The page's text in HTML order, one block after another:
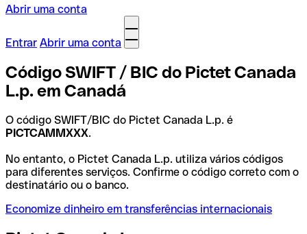
Abrir uma conta
Entrar Abrir uma conta
Código SWIFT / BIC do Pictet Canada
L.p. em Canadá
O código SWIFT/BIC do Pictet Canada L.p. é
PICTCAMMXXX.
No entanto, o Pictet Canada L.p. utiliza vários códigos
para diferentes serviços. Confirme o código correto com o
destinatário ou o banco.
Economize dinheiro em transferências internacionais